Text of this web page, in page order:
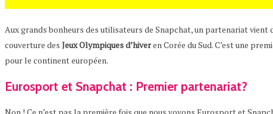
Aux grands bonheurs des utilisateurs de Snapchat, un partenariat
couverture des Jeux Olympiques d’hiveren Corée du Sud. C’est une
pour le continent européen.
Eurosport et Snapchat : Premier partenariat?